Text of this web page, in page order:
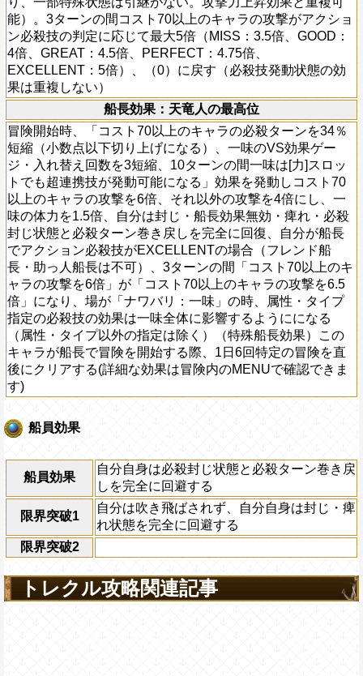
能）。3ターンの間コスト70以上のキャラの攻撃がアクショ
ン必殺技の判定に応じて最大5倍（MISS：3.5倍、GOOD：
4倍、GREAT：4.5倍、PERFECT：4.75倍、
EXCELLENT：5倍）、（0）に戻す（必殺技発動状態の効
果は重複しない）
船長効果：天竜人の最高位
冒険開始時、「コスト70以上のキャラの必殺ターンを34％
短縮（小数点以下切り上げになる）、一味のVS効果ゲー
ジ・入れ替え回数を3短縮、10ターンの間一味は[力]スロッ
トでも超連携技が発動可能になる」効果を発動しコスト70
以上のキャラの攻撃を6倍、それ以外の攻撃を4倍にし、一
味の体力を1.5倍、自分は封じ・船長効果無効・痺れ・必殺
封じ状態と必殺ターン巻き戻しを完全に回復、自分が船長
でアクション必殺技がEXCELLENTの場合（フレンド船
長・助っ人船長は不可）、3ターンの間「コスト70以上のキ
ャラの攻撃を6倍」が「コスト70以上のキャラの攻撃を6.5
倍」になり、場が「ナワバリ：一味」の時、属性・タイプ
指定の必殺技の効果は一味全体に影響するようにになる
（属性・タイプ以外の指定は除く）（特殊船長効果）この
キャラが船長で冒険を開始する際、1日6回特定の冒険を直
後にクリアする(詳細な効果は冒険内のMENUで確認できま
す)
船員効果
船員効果
自分自身は必殺封じ状態と必殺ターン巻き戻
しを完全に回避する
限界突破1
自分は吹き飛ばされず、自分自身は封じ・痺
れ状態を完全に回避する
限界突破2
トレクル攻略関連記事